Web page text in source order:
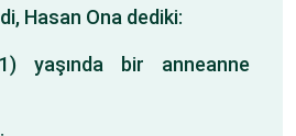
Hasan Ona dediki:
yaşında bir anneanne